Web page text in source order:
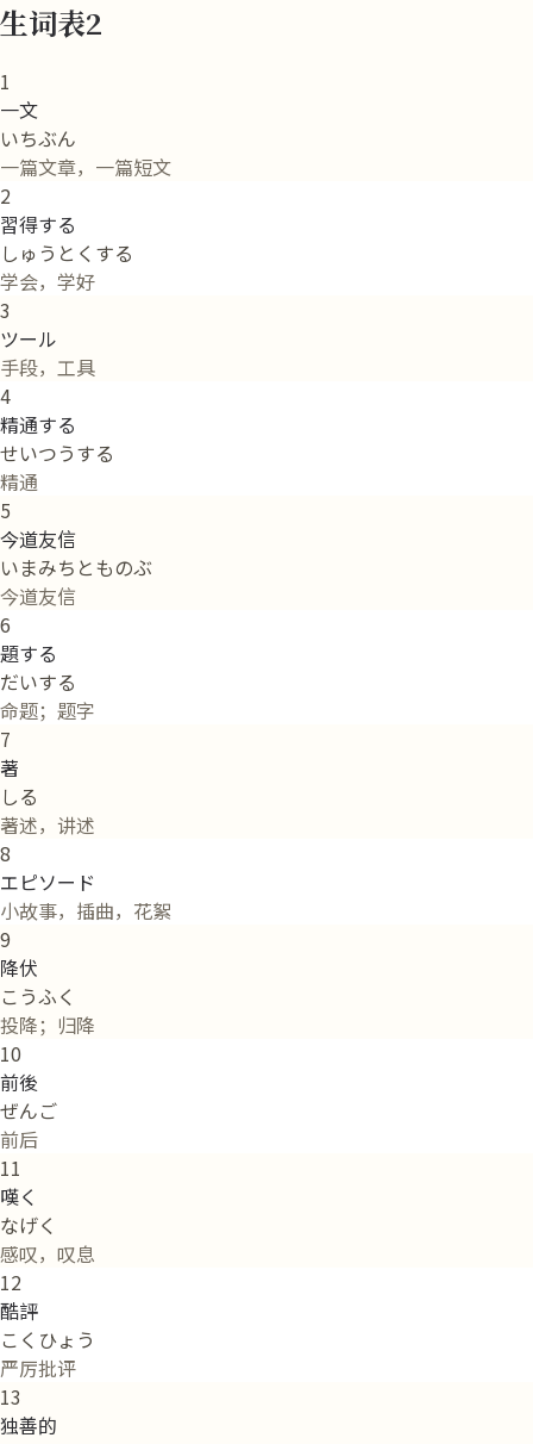
生词表2
1
一文
いちぶん
一篇文章，一篇短文
2
習得する
しゅうとくする
学会，学好
3
ツール
手段，工具
4
精通する
せいつうする
精通
5
今道友信
いまみちとものぶ
今道友信
6
題する
だいする
命题；题字
7
著
しる
著述，讲述
8
エピソード
小故事，插曲，花絮
9
降伏
こうふく
投降；归降
10
前後
ぜんご
前后
11
嘆く
なげく
感叹，叹息
12
酷評
こくひょう
严厉批评
13
独善的